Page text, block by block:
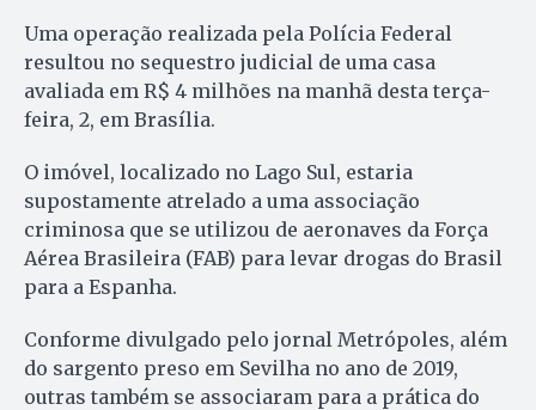
Uma operação realizada pela Polícia Federal
resultou no sequestro judicial de uma casa
avaliada em R$ 4 milhões na manhã desta terça-
feira, 2, em Brasília.
O imóvel, localizado no Lago Sul, estaria
supostamente atrelado a uma associação
criminosa que se utilizou de aeronaves da Força
Aérea Brasileira (FAB) para levar drogas do Brasil
para a Espanha.
Conforme divulgado pelo jornal Metrópoles, além
do sargento preso em Sevilha no ano de 2019,
outras também se associaram para a prática do